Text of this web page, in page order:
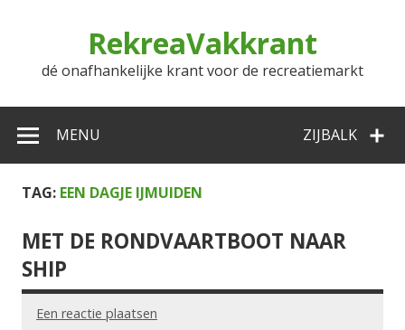
RekreaVakkrant
dé onafhankelijke krant voor de recreatiemarkt
ZIJBALK
MENU
TAG: EEN DAGJE IJMUIDEN
MET DE RONDVAARTBOOT NAAR
SHIP
Een reactie plaatsen